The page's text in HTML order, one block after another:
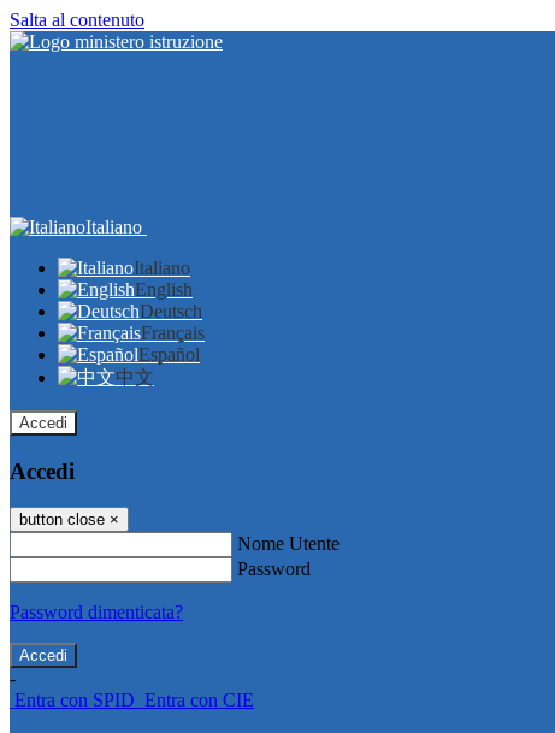
Salta al contenuto
Italiano
Italiano
English
Deutsch
Français
Español
中文
Accedi
Accedi
button close ×
Nome Utente
Password
Password dimenticata?
-
Entra con SPID Entra con CIE